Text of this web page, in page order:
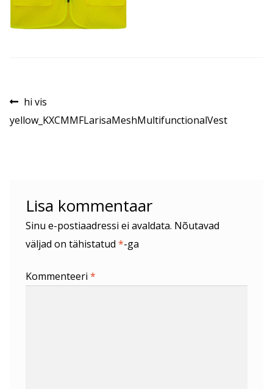
Navigeerimine
Eelmine
postitus:
hi vis
yellow_KXCMMFLarisaMeshMultifunctionalVest
Lisa kommentaar
Sinu e-postiaadressi ei avaldata. Nõutavad
väljad on tähistatud *-ga
Kommenteeri *